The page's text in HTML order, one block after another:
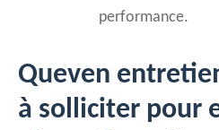
performance.
Queven
à solliciter pour